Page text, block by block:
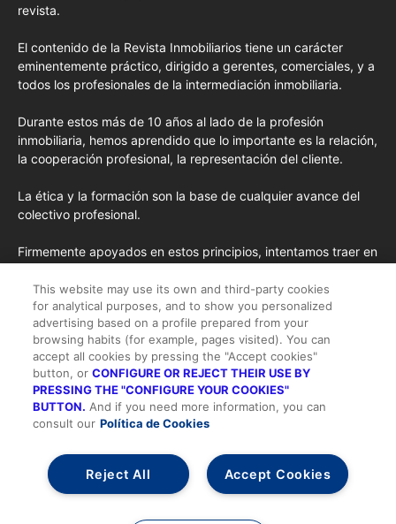
revista.
El contenido de la Revista Inmobiliarios tiene un carácter
eminentemente práctico, dirigido a gerentes, comerciales, y a
todos los profesionales de la intermediación inmobiliaria.
Durante estos más de 10 años al lado de la profesión
inmobiliaria, hemos aprendido que lo importante es la relación,
la cooperación profesional, la representación del cliente.
La ética y la formación son la base de cualquier avance del
colectivo profesional.
Firmemente apoyados en estos principios, intentamos traer en
importados de EE.UU. y las opiniones y tendencias más
destacadas desde la pluma de nuestros colaboradores
habituales y nuestros colaboradores especiales.
Todos los derechos reservados |Suscripción
Política de privacidad
Contacto
Alta/Acceder
This website may use its own and third-party cookies
for analytical purposes, and to show you personalized
advertising based on a profile prepared from your
browsing habits (for example, pages visited). You can
accept all cookies by pressing the "Accept cookies"
button, orCONFIGURE OR REJECT THEIR USE BY
PRESSING THE "CONFIGURE YOUR COOKIES"
BUTTON. And if you need more information, you can
consult our Política de Cookies
Accept Cookies
Reject All